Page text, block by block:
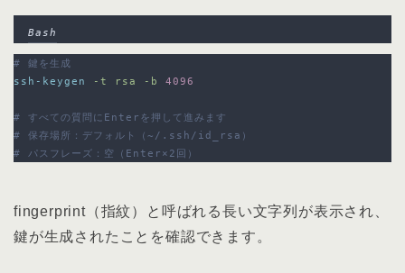
Bash
# 鍵を生成
ssh-keygen
-t rsa -b 4096
# すべての質問にEnterを押して進みます
# 保存場所：デフォルト（~/.ssh/id_rsa）
# パスフレーズ：空（Enter×2回）
fingerprint（指紋）と呼ばれる長い文字列が表示され、
鍵が生成されたことを確認できます。